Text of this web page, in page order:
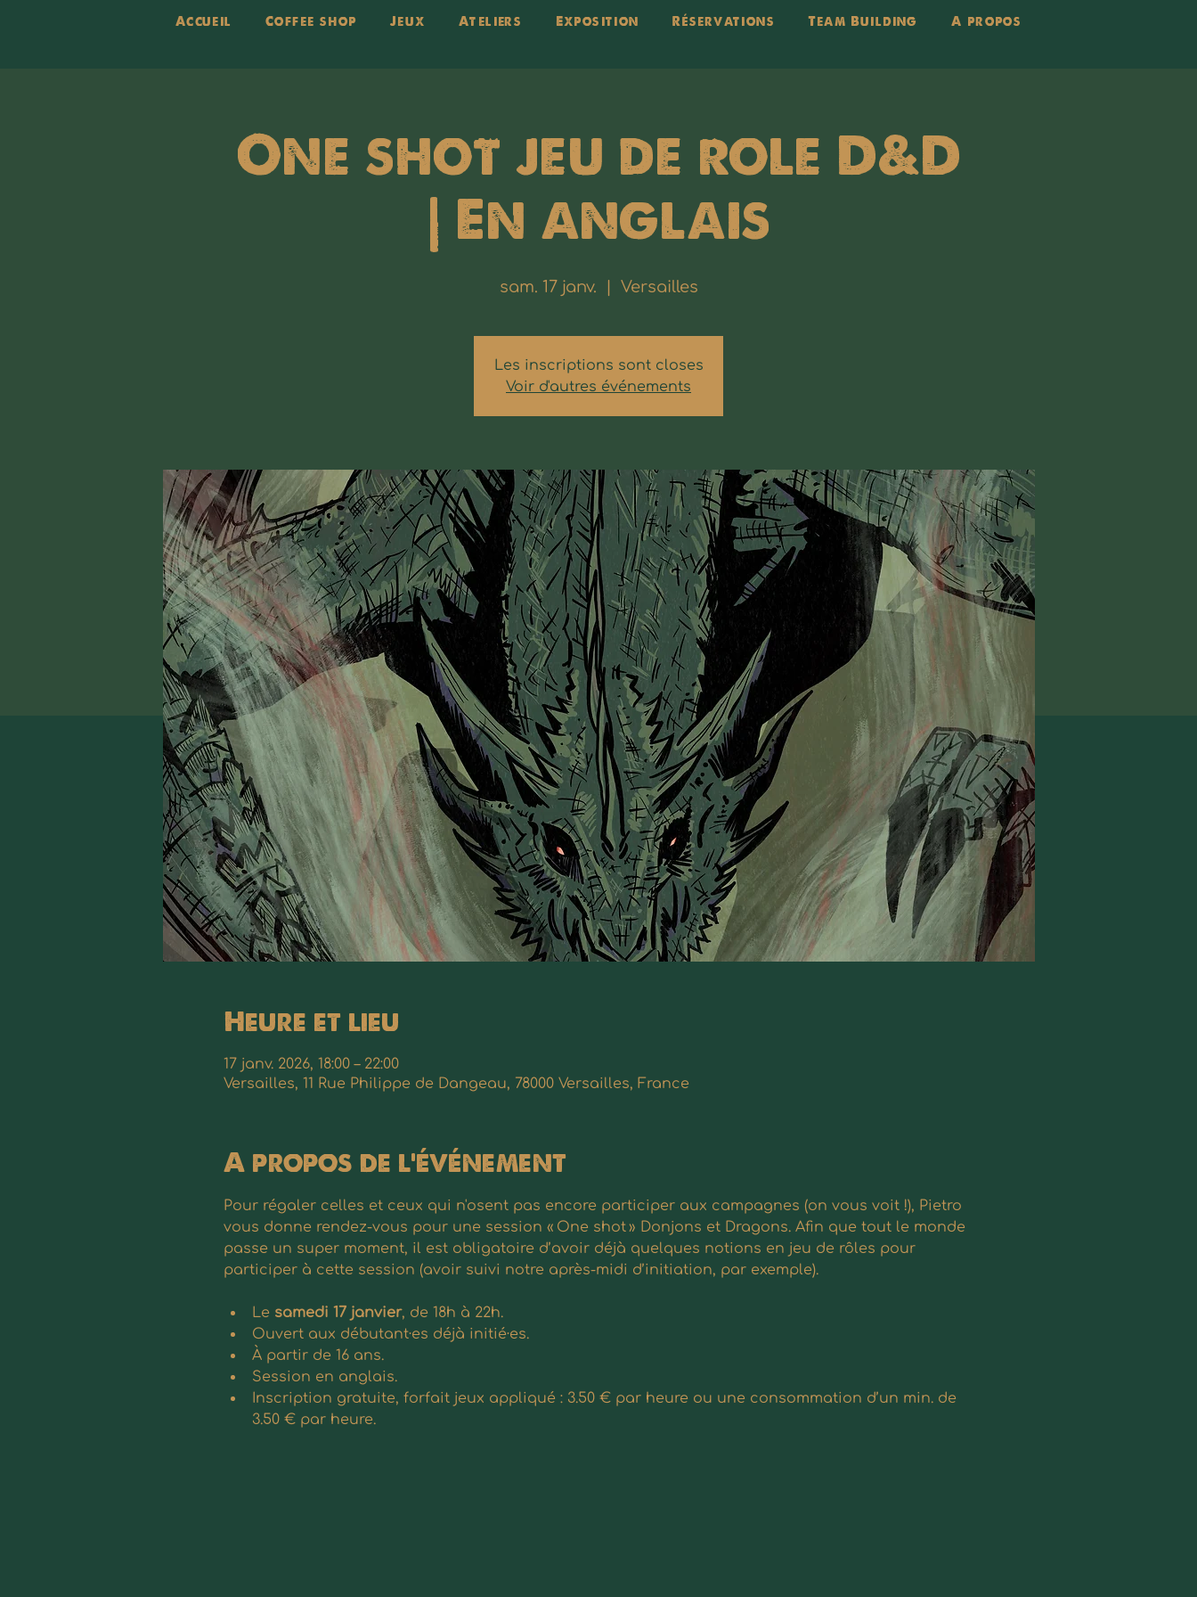
Accueil Coffee shop Jeux Ateliers Exposition Réservations Team Building A propos
One shot jeu de role D&D
| En anglais
sam. 17 janv. Versailles
Les inscriptions sont closes
Voir d'autres événements
Heure et lieu
17 janv. 2026, 18:00 – 22:00
Versailles, 11 Rue Philippe de Dangeau, 78000 Versailles, France
A propos de l'événement
Pour régaler celles et ceux qui n'osent pas encore participer aux campagnes (on vous voit !), Pietro
vous donne rendez-vous pour une session « One shot » Donjons et Dragons. Afin que tout le monde
passe un super moment, il est obligatoire d’avoir déjà quelques notions en jeu de rôles pour
participer à cette session (avoir suivi notre après-midi d’initiation, par exemple).
Le samedi 17 janvier, de 18h à 22h.
Ouvert aux débutant·es déjà initié·es.
À partir de 16 ans.
Session en anglais.
Inscription gratuite, forfait jeux appliqué : 3.50 € par heure ou une consommation d’un min. de
3.50 € par heure.